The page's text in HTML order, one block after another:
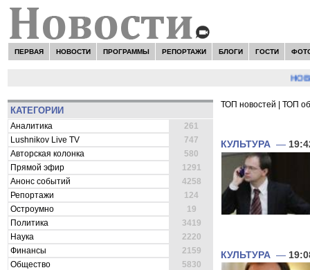
ПЕРВАЯ НОВОСТИ ПРОГРАММЫ РЕПОРТАЖИ БЛОГИ ГОСТИ
КАТЕГОРИИ
Аналитика
261
Lushnikov Live TV
747
Авторская колонка
580
Прямой эфир
1291
Анонс событий
4258
Репортажи
124
Остроумно
19
Политика
3419
Наука
2220
Финансы
2159
Общество
5830
ТОП новостей ТОП
КУЛЬТУРА —
КУЛЬТУРА —